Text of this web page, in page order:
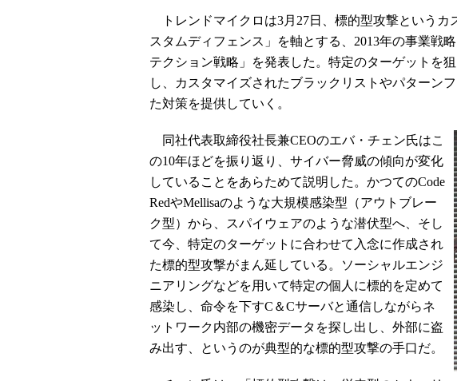
トレンドマイクロは3月27日、標的型攻撃というカ
スタムディフェンス」を軸とする、2013年の事業戦
テクション戦略」を発表した。特定のターゲットを
し、カスタマイズされたブラックリストやパターン
た対策を提供していく。
同社代表取締役社長兼CEOのエバ・チェン氏はこ
の10年ほどを振り返り、サイバー脅威の傾向が変化
していることをあらためて説明した。かつてのCode
RedやMellisaのような大規模感染型（アウトブレー
ク型）から、スパイウェアのような潜伏型へ、そし
て今、特定のターゲットに合わせて入念に作成され
た標的型攻撃がまん延している。ソーシャルエンジ
ニアリングなどを用いて特定の個人に標的を定めて
感染し、命令を下すC＆Cサーバと通信しながらネ
ットワーク内部の機密データを探し出し、外部に盗
み出す、というのが典型的な標的型攻撃の手口だ。